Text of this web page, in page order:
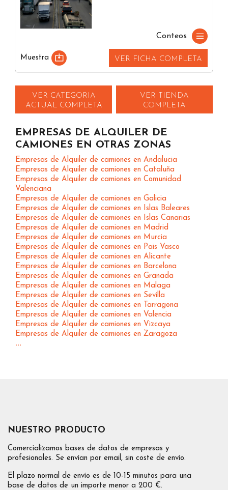
Conteos
Muestra VER FICHA COMPLETA
VER CATEGORIA
ACTUAL COMPLETA
VER TIENDA
COMPLETA
EMPRESAS DE ALQUILER DE
CAMIONES EN OTRAS ZONAS
Empresas de Alquiler de camiones en Andalucia
Empresas de Alquiler de camiones en Cataluña
Empresas de Alquiler de camiones en Comunidad
Valenciana
Empresas de Alquiler de camiones en Galicia
Empresas de Alquiler de camiones en Islas Baleares
Empresas de Alquiler de camiones en Islas Canarias
Empresas de Alquiler de camiones en Madrid
Empresas de Alquiler de camiones en Murcia
Empresas de Alquiler de camiones en Pais Vasco
Empresas de Alquiler de camiones en Alicante
Empresas de Alquiler de camiones en Barcelona
Empresas de Alquiler de camiones en Granada
Empresas de Alquiler de camiones en Malaga
Empresas de Alquiler de camiones en Sevilla
Empresas de Alquiler de camiones en Tarragona
Empresas de Alquiler de camiones en Valencia
Empresas de Alquiler de camiones en Vizcaya
Empresas de Alquiler de camiones en Zaragoza
...
NUESTRO PRODUCTO
Comercializamos bases de datos de empresas y
profesionales. Se envían por email, sin coste de envío.
El plazo normal de envío es de 10-15 minutos para una
base de datos de un importe menor a 200 €.